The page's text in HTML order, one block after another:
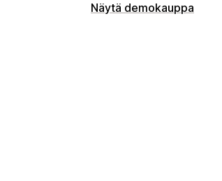
Näytä demokauppa